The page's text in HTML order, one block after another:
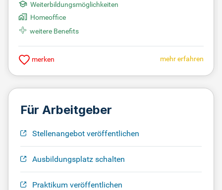
Weiterbildungsmöglichkeiten
Homeoffice
weitere Benefits
merken mehr erfahren
Für Arbeitgeber
Stellenangebot veröffentlichen
Ausbildungsplatz schalten
Praktikum veröffentlichen